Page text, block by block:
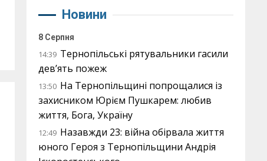
Новини
8 Серпня
14:39 Тернопільські рятувальники гасили
дев’ять пожеж
13:50 На Тернопільщині попрощалися із
захисником Юрієм Пушкарем: любив
життя, Бога, Україну
12:49 Назавжди 23: війна обірвала життя
юного Героя з Тернопільщини Андрія